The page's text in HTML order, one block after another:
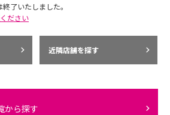
了いたしました。
ださい
近隣店舗を探す
から探す